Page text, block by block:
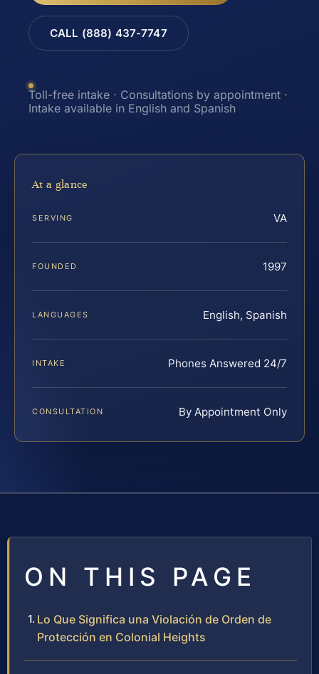
CALL (888) 437-7747
Toll-free intake · Consultations by appointment ·
Intake available in English and Spanish
At a glance
SERVING VA
FOUNDED 1997
LANGUAGES English, Spanish
INTAKE Phones Answered 24/7
CONSULTATION By Appointment Only
ON THIS PAGE
Lo Que Significa una Violación de Orden de
Protección en Colonial Heights